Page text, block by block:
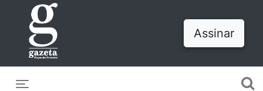
Assinar